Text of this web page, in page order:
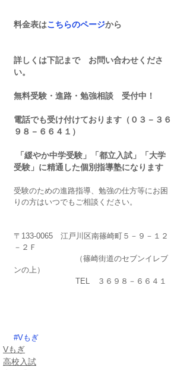
料金表はこちらのページから
詳しくは下記まで　お問い合わせくださ
い。
無料受験・進路・勉強相談　受付中！
電話でも受け付けております（０３－３６
９８－６６４１）
受験」に精通した個別指導塾になります
受験のための進路指導、勉強の仕方等にお困
りの方はいつでもご相談ください。
〒133-0065　江戸川区南篠崎町５－９－１２
－２Ｆ
（篠崎街道のセブンイレブ
ンの上）
TEL　３６９８－６６４１
#Vもぎ
Vもぎ
高校入試